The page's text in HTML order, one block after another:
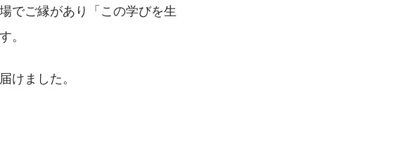
でご縁があり「この学びを生
。
けました。